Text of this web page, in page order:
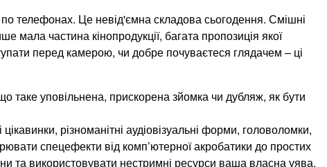
по телефонах. Це невід'ємна складова сьогодення. Смішні
мала частина кінопродукції, багата пропозиція якої
перед камерою, чи добре почуваєтеся глядачем – ці
таке уповільнена, прискорена зйомка чи дубляж, як бути
різноманітні аудіовізуальні форми, головоломки,
спецефекти від комп’ютерної акробатики до простих
та використовувати нестримні ресурси ваша власна уява.